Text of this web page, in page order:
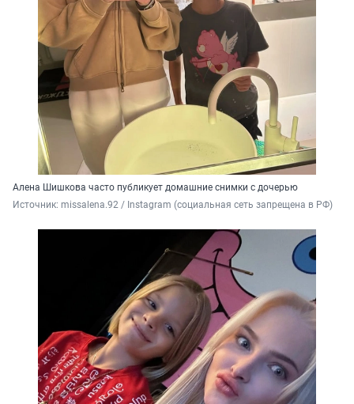
Алена Шишкова часто публикует домашние снимки с дочерью
Источник: missalena.92 / Instagram (социальная сеть запрещена в РФ)